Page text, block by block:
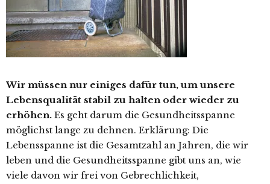
Wir müssen nur einiges dafür tun, um unsere
Lebensqualität stabil zu halten oder wieder zu
erhöhen. Es geht darum die Gesundheitsspanne
möglichst lange zu dehnen. Erklärung: Die
Lebensspanne ist die Gesamtzahl an Jahren, die wir
leben und die Gesundheitsspanne gibt uns an, wie
viele davon wir frei von Gebrechlichkeit,